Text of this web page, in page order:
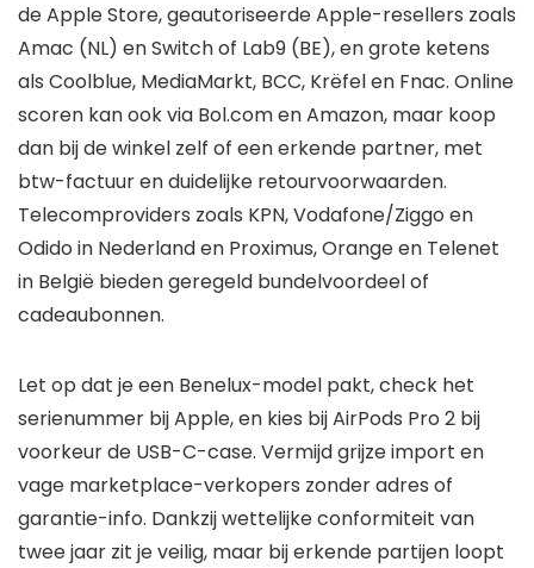
de Apple Store, geautoriseerde Apple-resellers zoals
Amac (NL) en Switch of Lab9 (BE), en grote ketens
als Coolblue, MediaMarkt, BCC, Krëfel en Fnac. Online
scoren kan ook via Bol.com en Amazon, maar koop
dan bij de winkel zelf of een erkende partner, met
btw-factuur en duidelijke retourvoorwaarden.
Telecomproviders zoals KPN, Vodafone/Ziggo en
Odido in Nederland en Proximus, Orange en Telenet
in België bieden geregeld bundelvoordeel of
cadeaubonnen.
Let op dat je een Benelux-model pakt, check het
serienummer bij Apple, en kies bij AirPods Pro 2 bij
voorkeur de USB-C-case. Vermijd grijze import en
vage marketplace-verkopers zonder adres of
garantie-info. Dankzij wettelijke conformiteit van
twee jaar zit je veilig, maar bij erkende partijen loopt